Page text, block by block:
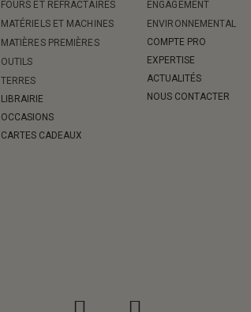
FOURS ET RÉFRACTAIRES
MATÉRIELS ET MACHINES
MATIÈRES PREMIÈRES
OUTILS
TERRES
LIBRAIRIE
OCCASIONS
CARTES CADEAUX
ENGAGEMENT
ENVIRONNEMENTAL
COMPTE PRO
EXPERTISE
ACTUALITÉS
NOUS CONTACTER